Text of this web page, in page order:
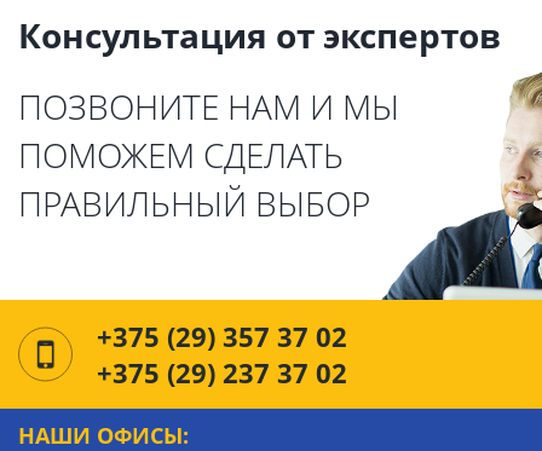
Консультация от экспертов
ПОЗВОНИТЕ НАМ И МЫ
ПОМОЖЕМ СДЕЛАТЬ
ПРАВИЛЬНЫЙ ВЫБОР
+375 (29) 357 37 02
+375 (29) 237 37 02
НАШИ ОФИСЫ: